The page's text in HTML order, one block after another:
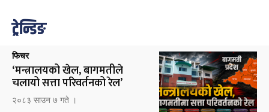
ट्रेन्डिङ
फिचर
‘मन्त्रालयको खेल, बागमतीले
चलायो सत्ता परिवर्तनको रेल’
२०८३ साउन ७ गते ।